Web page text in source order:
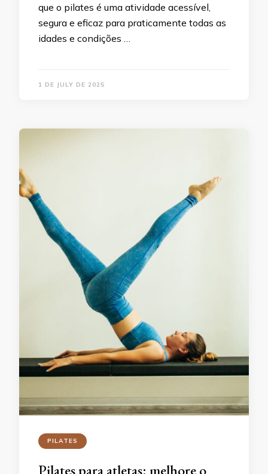
que o pilates é uma atividade acessível,
segura e eficaz para praticamente todas as
idades e condições …
1 DE JULY DE 2025
PILATES
Pilates para atletas: melhore o